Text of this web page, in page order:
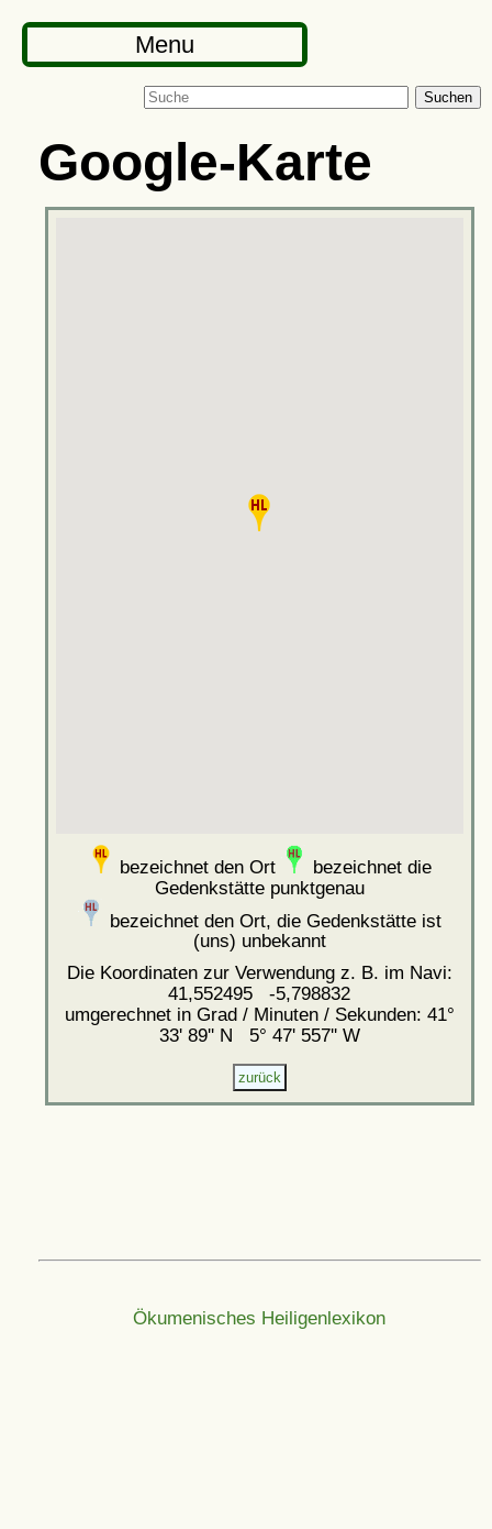
Menu
Suchen
Google-Karte
bezeichnet den Ort
bezeichnet die
Gedenkstätte punktgenau
bezeichnet den Ort, die Gedenkstätte ist
(uns) unbekannt
Die Koordinaten zur Verwendung z. B. im Navi:
41,552495 -5,798832
umgerechnet in Grad / Minuten / Sekunden: 41°
33' 89'' N 5° 47' 557'' W
Ökumenisches Heiligenlexikon